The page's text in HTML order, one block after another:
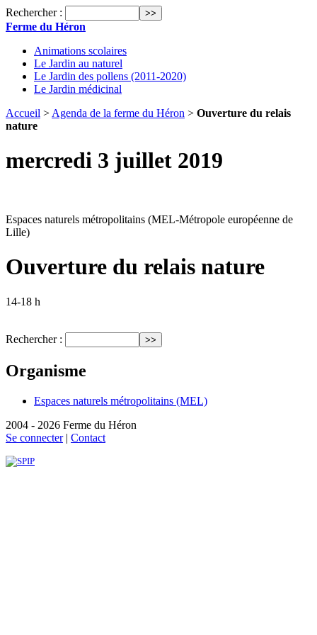
Rechercher :
Ferme du Héron
Animations scolaires
Le Jardin au naturel
Le Jardin des pollens (2011-2020)
Le Jardin médicinal
Accueil > Agenda de la ferme du Héron > Ouverture du relais
nature
mercredi 3 juillet 2019
Espaces naturels métropolitains (MEL-Métropole européenne de
Lille)
Ouverture du relais nature
14-18 h
Rechercher :
Organisme
Espaces naturels métropolitains (MEL)
2004 - 2026 Ferme du Héron
Se connecter| Contact